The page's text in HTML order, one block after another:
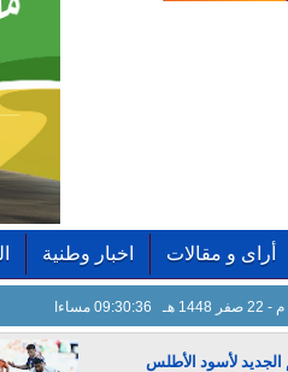
أراى و مقالات اخبار وطنية
09:30:37 مساءا
الجديد لأسود الأطلس